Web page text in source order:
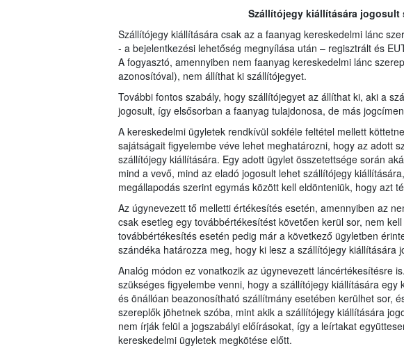
Szállítójegy kiállítására jogosult
Szállítójegy kiállítására csak az a faanyag kereskedelmi lánc
- a bejelentkezési lehetőség megnyílása után – regisztrált és
A fogyasztó, amennyiben nem faanyag kereskedelmi lánc
azonosítóval), nem állíthat ki szállítójegyet.
További fontos szabály, hogy szállítójegyet az állíthat ki, aki a
jogosult, így elsősorban a faanyag tulajdonosa, de más
A kereskedelmi ügyletek rendkívül sokféle feltétel mellett
sajátságait figyelembe véve lehet meghatározni, hogy az adott
szállítójegy kiállítására. Egy adott ügylet összetettsége során
mind a vevő, mind az eladó jogosult lehet szállítójegy
megállapodás szerint egymás között kell eldönteniük, hogy azt
Az úgynevezett tő melletti értékesítés esetén, amennyiben az
csak esetleg egy továbbértékesítést követően kerül sor, nem
továbbértékesítés esetén pedig már a következő ügyletben
szándéka határozza meg, hogy ki lesz a szállítójegy kiállítására
Analóg módon ez vonatkozik az úgynevezett láncértékesítésre
szükséges figyelembe venni, hogy a szállítójegy kiállítására egy
és önállóan beazonosítható szállítmány esetében kerülhet sor,
szereplők jöhetnek szóba, mint akik a szállítójegy kiállítására
nem írják felül a jogszabályi előírásokat, így a leírtakat
kereskedelmi ügyletek megkötése előtt.